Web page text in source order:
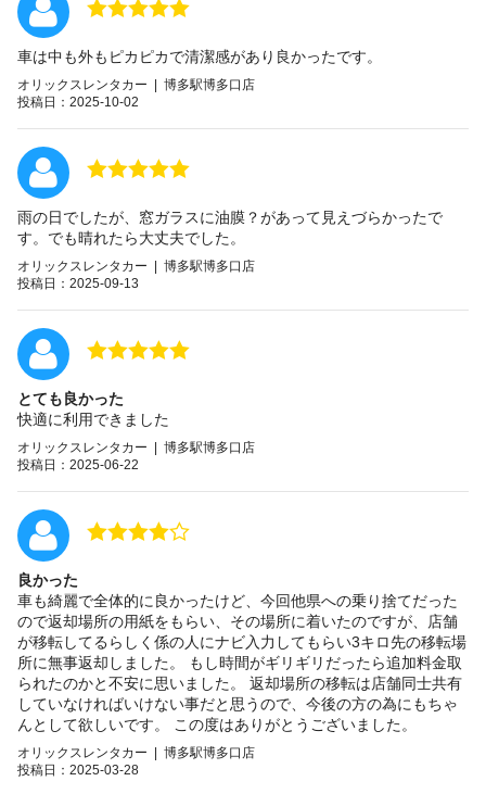
車は中も外もピカピカで清潔感があり良かったです。
オリックスレンタカー | 博多駅博多口店
投稿日：2025-10-02
雨の日でしたが、窓ガラスに油膜？があって見えづらかったで
す。でも晴れたら大丈夫でした。
オリックスレンタカー | 博多駅博多口店
投稿日：2025-09-13
とても良かった
快適に利用できました
オリックスレンタカー | 博多駅博多口店
投稿日：2025-06-22
良かった
車も綺麗で全体的に良かったけど、今回他県への乗り捨てだった
ので返却場所の用紙をもらい、その場所に着いたのですが、店舗
が移転してるらしく係の人にナビ入力してもらい3キロ先の移転場
所に無事返却しました。 もし時間がギリギリだったら追加料金取
られたのかと不安に思いました。 返却場所の移転は店舗同士共有
していなければいけない事だと思うので、今後の方の為にもちゃ
んとして欲しいです。 この度はありがとうございました。
オリックスレンタカー | 博多駅博多口店
投稿日：2025-03-28